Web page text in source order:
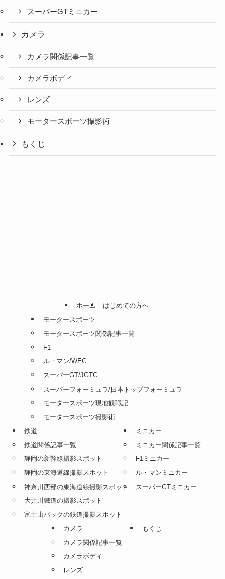
スーパーGTミニカー
カメラ
カメラ関係記事一覧
カメラボディ
レンズ
モータースポーツ撮影術
もくじ
ホーム
はじめての方へ
モータースポーツ
モータースポーツ関係記事一覧
F1
ル・マン/WEC
スーパーGT/JGTC
スーパーフォーミュラ/日本トップフォーミュラ
モータースポーツ現地観戦記
モータースポーツ撮影術
鉄道
鉄道関係記事一覧
静岡の新幹線撮影スポット
静岡の東海道線撮影スポット
神奈川西部の東海道線撮影スポット
大井川鐵道の撮影スポット
富士山バックの鉄道撮影スポット
ミニカー
ミニカー関係記事一覧
F1ミニカー
ル・マンミニカー
スーパーGTミニカー
カメラ
カメラ関係記事一覧
カメラボディ
レンズ
もくじ